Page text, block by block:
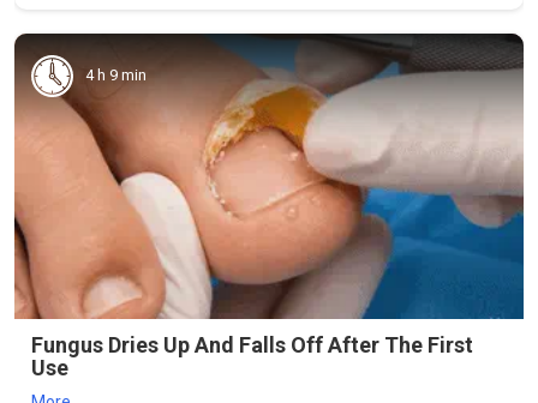
4 h 9 min
Fungus Dries Up And Falls Off After The First
Use